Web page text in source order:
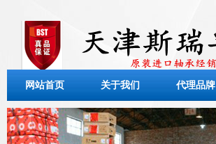
网站首页 关于我们 代理品牌